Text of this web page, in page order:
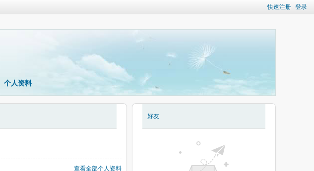
快速注册 登录
个人资料
查看全部个人资料
好友